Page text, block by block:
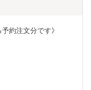
約注文分です》